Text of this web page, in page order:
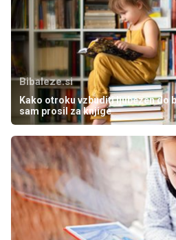
Bibaleze.si
Kako otroku vzbuditi ljubezen do
sam prosil za knjige